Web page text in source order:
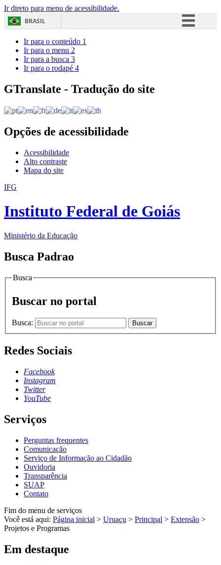
Ir direto para menu de acessibilidade.
BRASIL
Acesso à informação
Ir para o conteúdo 1
Ir para o menu 2
Ir para a busca 3
Ir para o rodapé 4
GTranslate - Tradução do site
Opções de acessibilidade
Acessibilidade
Alto contraste
Mapa do site
IFG
Instituto Federal de Goiás
Ministério da Educação
Busca Padrao
Busca
Buscar no portal
Busca: Buscar
Redes Sociais
Facebook
Instagram
Twitter
YouTube
Serviços
Perguntas frequentes
Comunicação
Serviço de Informação ao Cidadão
Ouvidoria
Transparência
SUAP
Contato
Fim do menu de serviços
Você está aqui: Página inicial > Uruaçu > Principal > Extensão >
Projetos e Programas
Em destaque